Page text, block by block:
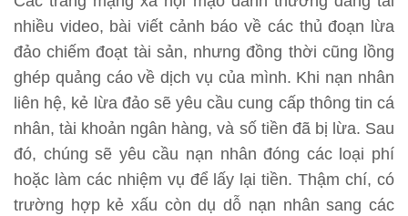
nhiều video, bài viết cảnh báo về các thủ đoạn lừa
đảo chiếm đoạt tài sản, nhưng đồng thời cũng lồng
ghép quảng cáo về dịch vụ của mình. Khi nạn nhân
liên hệ, kẻ lừa đảo sẽ yêu cầu cung cấp thông tin cá
nhân, tài khoản ngân hàng, và số tiền đã bị lừa. Sau
đó, chúng sẽ yêu cầu nạn nhân đóng các loại phí
hoặc làm các nhiệm vụ để lấy lại tiền. Thậm chí, có
trường hợp kẻ xấu còn dụ dỗ nạn nhân sang các